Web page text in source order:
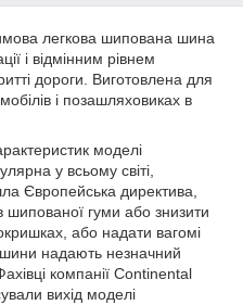
легкова шипована шина
і відмінним рівнем
дороги. Виготовлена для
і позашляховиках в
моделі
у всьому світі,
Європейська директива,
шипованої гуми або знизити
або надати вагомі
надають незначний
компанії Continental
вихід моделі